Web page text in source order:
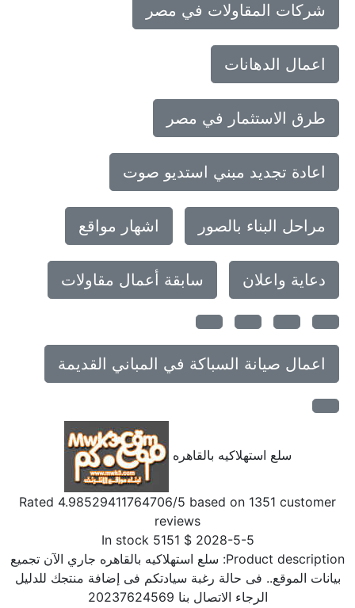
شركات المقاولات في مصر
اعمال الدهانات
طرق الاستثمار في مصر
اعادة تجديد مبني استديو صوت
مراحل البناء بالصور اشهار مواقع
دعاية واعلان سابقة أعمال مقاولات
اعمال صيانة السباكة في المباني القديمة
سلع استهلاكيه بالقاهره
Rated4.98529411764706 /5 based on1351customer
reviews
2028-5-5
$
5151
In stock
Product سلع استهلاكيه بالقاهره جاري الآن تجميع
بيانات الموقع.. فى حالة رغبة سيادتكم فى إضافة منتجك للدليل
الرجاء الاتصال بنا 20237624569